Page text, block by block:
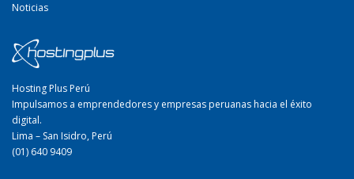
Noticias
Hosting Plus Perú
Impulsamos a emprendedores y empresas peruanas hacia el éxito
digital.
Lima – San Isidro, Perú
(01) 640 9409